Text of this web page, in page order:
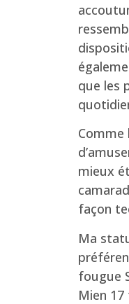
que les
mieux
façon
Ma
fougue
Mien